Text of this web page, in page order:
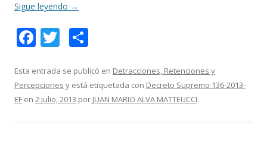
Sigue leyendo →
F
e
b
T
itt
er
m
p
Esta entrada se publicó en Detracciones, Retenciones y
Percepciones y está etiquetada con Decreto Supremo 136-2013-
EF en 2 julio, 2013 por JUAN MARIO ALVA MATTEUCCI.